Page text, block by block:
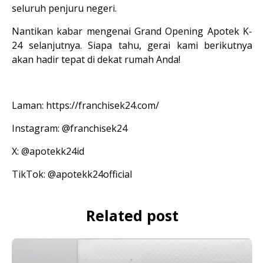
seluruh penjuru negeri.
Nantikan kabar mengenai Grand Opening Apotek K-
24 selanjutnya. Siapa tahu, gerai kami berikutnya
akan hadir tepat di dekat rumah Anda!
Laman: https://franchisek24.com/
Instagram: @franchisek24
X: @apotekk24id
TikTok: @apotekk24official
Related post